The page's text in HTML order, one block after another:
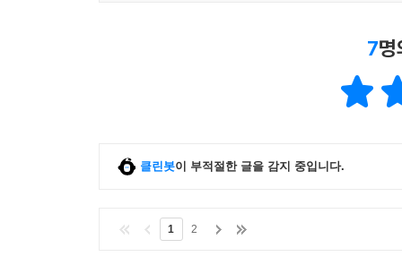
7
클린봇이 부적절한 글을 감지 중입니다.
1 2